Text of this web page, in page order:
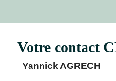
Votre contact
Yannick AGRECH